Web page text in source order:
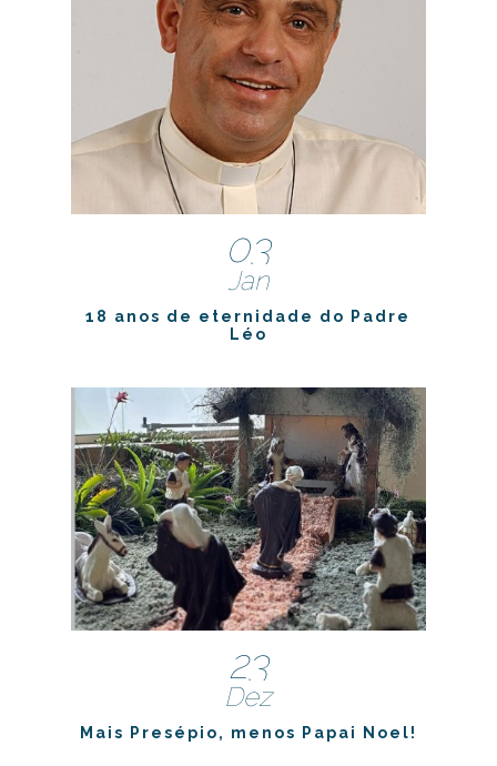
03
Jan
18 anos de eternidade do Padre
Léo
23
Dez
Mais Presépio, menos Papai Noel!